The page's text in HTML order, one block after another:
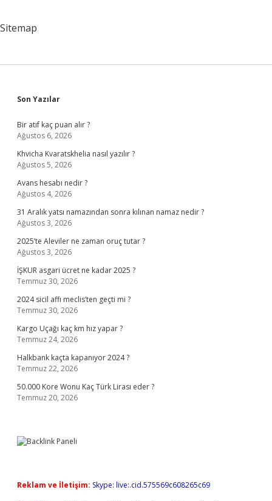
Sitemap
Sidebar
Son Yazılar
Bir atıf kaç puan alır ?
Ağustos 6, 2026
Khvicha Kvaratskhelia nasıl yazılır ?
Ağustos 5, 2026
Avans hesabı nedir ?
Ağustos 4, 2026
31 Aralık yatsı namazından sonra kılınan namaz nedir ?
Ağustos 3, 2026
2025’te Aleviler ne zaman oruç tutar ?
Ağustos 3, 2026
İŞKUR asgari ücret ne kadar 2025 ?
Temmuz 30, 2026
2024 sicil affı meclis’ten geçti mi ?
Temmuz 30, 2026
Kargo Uçağı kaç km hız yapar ?
Temmuz 24, 2026
Halkbank kaçta kapanıyor 2024 ?
Temmuz 22, 2026
50.000 Kore Wonu Kaç Türk Lirası eder ?
Temmuz 20, 2026
Reklam ve İletişim: Skype: live:.cid.575569c608265c69